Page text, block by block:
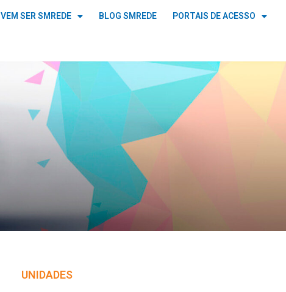
VEM SER SMREDE BLOG SMREDE PORTAIS DE ACESSO
UNIDADES